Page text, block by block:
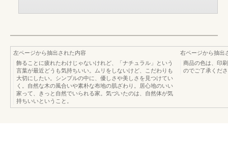
左ページから抽出された内容
飾ることに疲れたわけじゃないけれど、「ナチュラル」という
言葉が最近どうも気持ちいい。ムリをしないけど、こだわりも
大切にしたい。シンプルの中に、優しさや美しさを見つけてい
く。自然な木の風合いや素朴な布地の肌ざわり。居心地のいい
家って、きっと自然でいられる家。気づいたのは、自然体が気
持ちいいということ。
右ページから抽出
商品の色は、印
のでご了承くだ